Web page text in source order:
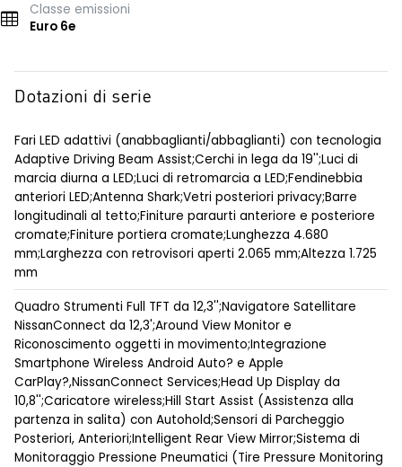
Classe emissioni
Euro 6e
Dotazioni di serie
Fari LED adattivi (anabbaglianti/abbaglianti) con tecnologia
Adaptive Driving Beam Assist;Cerchi in lega da 19'';Luci di
marcia diurna a LED;Luci di retromarcia a LED;Fendinebbia
anteriori LED;Antenna Shark;Vetri posteriori privacy;Barre
longitudinali al tetto;Finiture paraurti anteriore e posteriore
cromate;Finiture portiera cromate;Lunghezza 4.680
mm;Larghezza con retrovisori aperti 2.065 mm;Altezza 1.725
mm
Quadro Strumenti Full TFT da 12,3'';Navigatore Satellitare
NissanConnect da 12,3';Around View Monitor e
Riconoscimento oggetti in movimento;Integrazione
Smartphone Wireless Android Auto? e Apple
CarPlay?,NissanConnect Services;Head Up Display da
10,8'';Caricatore wireless;Hill Start Assist (Assistenza alla
partenza in salita) con Autohold;Sensori di Parcheggio
Posteriori, Anteriori;Intelligent Rear View Mirror;Sistema di
Monitoraggio Pressione Pneumatici (Tire Pressure Monitoring